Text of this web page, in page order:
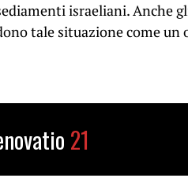
israeliani. Anche
tale situazione come un
21